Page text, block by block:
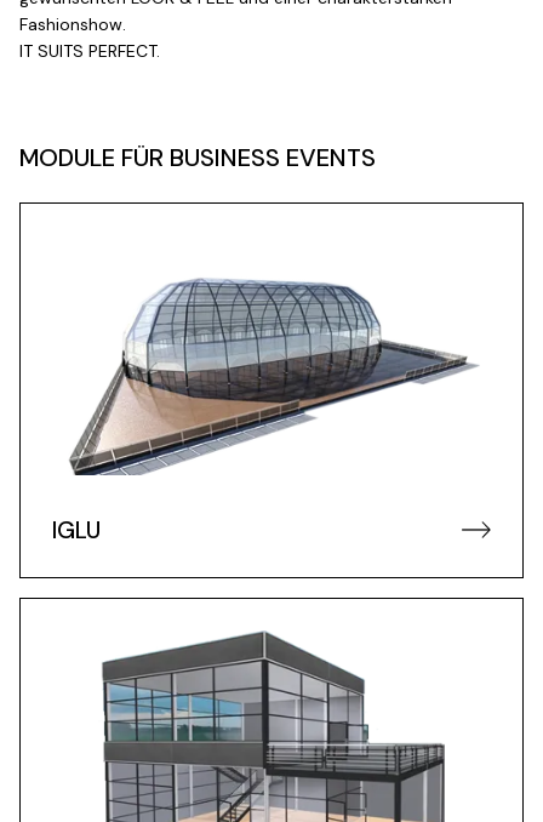
Fashionshow.
IT SUITS PERFECT.
MODULE FÜR BUSINESS EVENTS
IGLU